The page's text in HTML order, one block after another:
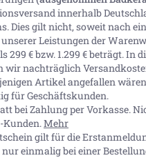
innerhalb
Dies gilt nicht, soweit nach
Leistungen der
299 € bzw. 1.299 € beträgt. In
wir nachträglich
Artikel angefallen
für Geschäftskunden.
bei Zahlung per Vorkasse.
Kunden.Mehr
gilt für die
einmalig bei einer